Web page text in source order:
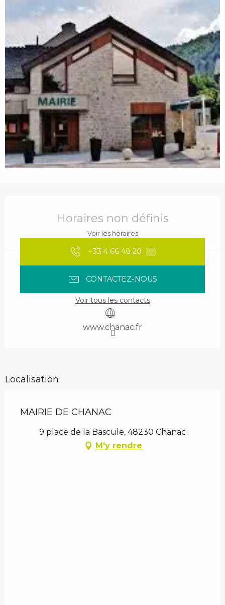
Horaires non définis
Voir les horaires
+33 4 66 48 20 ▒▒
CONTACTEZ-NOUS
Voir tous les contacts
www.chanac.fr
Localisation
MAIRIE DE CHANAC
9 place de la Bascule, 48230 Chanac
M'y rendre